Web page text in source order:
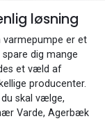
løsning
varmepumpe er et
dig mange
et væld af
producenter.
skal vælge,
Varde, Agerbæk